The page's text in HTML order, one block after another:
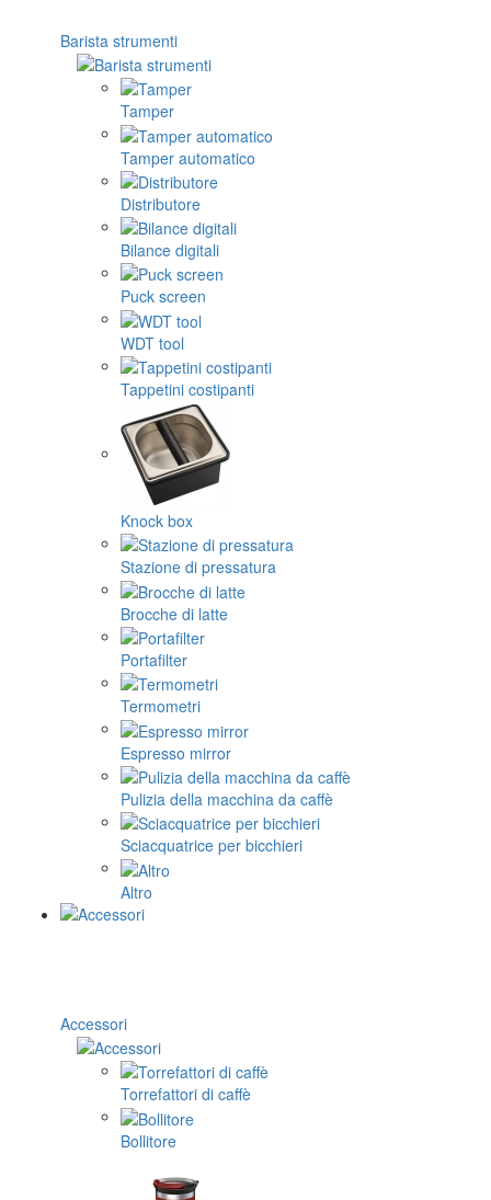
Barista strumenti
Tamper
Tamper automatico
Distributore
Bilance digitali
Puck screen
WDT tool
Tappetini costipanti
Knock box
Stazione di pressatura
Brocche di latte
Portafilter
Termometri
Espresso mirror
Pulizia della macchina da caffè
Sciacquatrice per bicchieri
Altro
Accessori
Torrefattori di caffè
Bollitore